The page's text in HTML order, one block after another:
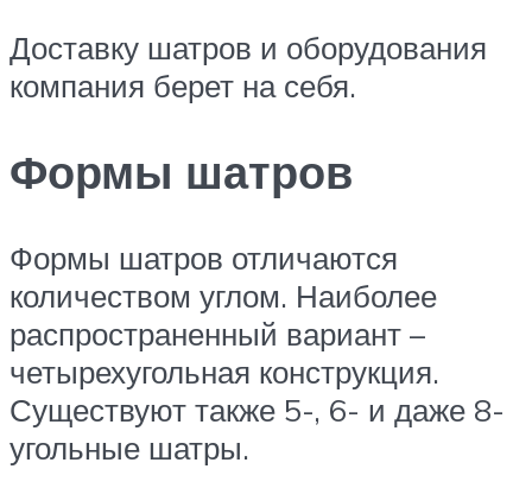
Доставку шатров и оборудования
компания берет на себя.
Формы шатров
Формы шатров отличаются
количеством углом. Наиболее
распространенный вариант –
четырехугольная конструкция.
Существуют также 5-, 6- и даже 8-
угольные шатры.